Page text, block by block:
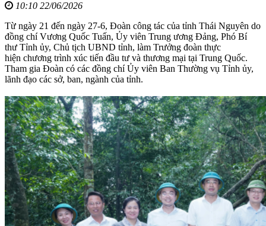
10:10 22/06/2026
Từ ngày 21 đến ngày 27-6, Đoàn công tác của tỉnh Thái Nguyên do
đồng chí Vương Quốc Tuấn, Ủy viên Trung ương Đảng, Phó Bí
thư Tỉnh ủy, Chủ tịch UBND tỉnh, làm Trưởng đoàn thực
hiện chương trình xúc tiến đầu tư và thương mại tại Trung Quốc.
Tham gia Đoàn có các đồng chí Ủy viên Ban Thường vụ Tỉnh ủy,
lãnh đạo các sở, ban, ngành của tỉnh.